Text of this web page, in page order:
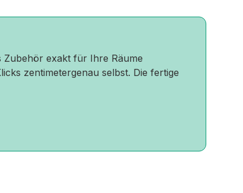
Zubehör exakt für Ihre Räume
zentimetergenau selbst. Die fertige